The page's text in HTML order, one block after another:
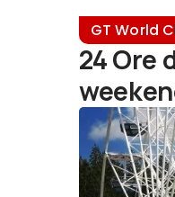
GT World
24 Ore